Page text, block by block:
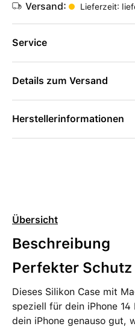
Versand: Lieferzeit:
Service
Details zum Versand
Herstellerinformationen
Übersicht
Beschreibung
Perfekter
Dieses Silikon Case mit
speziell für dein iPhone
dein iPhone genauso gut,